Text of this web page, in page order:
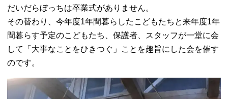
だいだらぼっちは卒業式がありません。
その替わり、今年度1年間暮らしたこどもたちと来年度1年
間暮らす予定のこどもたち、保護者、スタッフが一堂に会
して「大事なことをひきつぐ」ことを趣旨にした会を催す
のです。